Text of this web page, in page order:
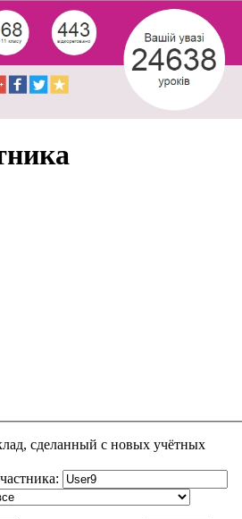
сделанный с новых учётных